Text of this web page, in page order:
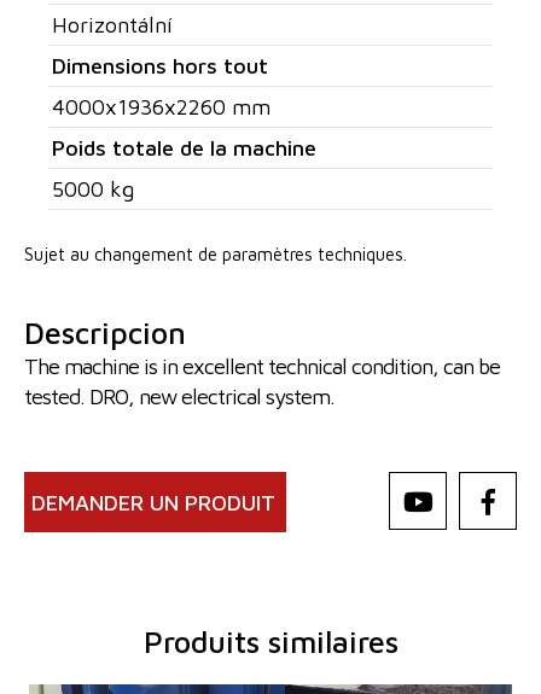
Horizontální
Dimensions hors tout
4000x1936x2260 mm
Poids totale de la machine
5000 kg
Sujet au changement de paramètres techniques.
Descripcion
The machine is in excellent technical condition, can be
tested. DRO, new electrical system.
DEMANDER UN PRODUIT
Produits similaires